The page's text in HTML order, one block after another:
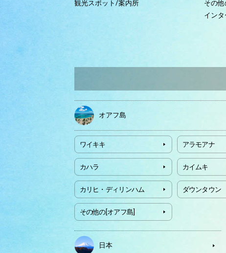
観光スポット/案内所
その
イン
オアフ島
ワイキキ アラモアナ
カハラ カイムキ
カリヒ・ディリンハム ダウンタウン
その他の[オアフ島]
日本